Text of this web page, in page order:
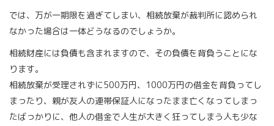
では、万が一期限を過ぎてしまい、相続放棄が裁判所に認められ
なかった場合は一体どうなるのでしょうか。
相続財産には負債も含まれますので、その負債を背負うことにな
ります。
相続放棄が受理されずに500万円、1000万円の借金を背負ってし
まったり、親が友人の連帯保証人になったまま亡くなってしまっ
たばっかりに、他人の借金で人生が大きく狂ってしまう人も少な